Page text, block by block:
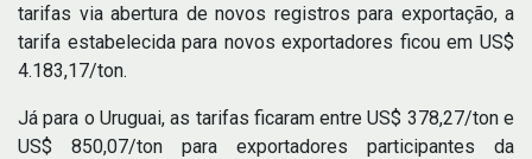
tarifas via abertura de novos registros para exportação, a
tarifa estabelecida para novos exportadores ficou em US$
4.183,17/ton.
Já para o Uruguai, as tarifas ficaram entre US$ 378,27/ton e
US$ 850,07/ton para exportadores participantes da